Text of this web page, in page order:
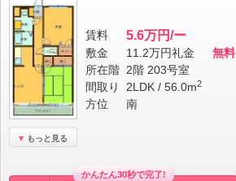
もっと見る
賃料 5.6万円/ー
敷金 11.2万円礼金
無料
所在階 2階 203号室
間取り
2LDK / 56.0m2
方位 南
かんたん30秒で完了!